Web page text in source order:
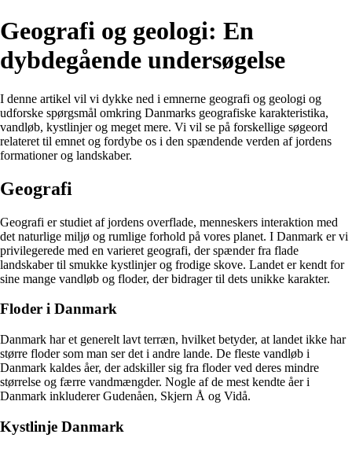
Geografi og geologi: En
dybdegående undersøgelse
I denne artikel vil vi dykke ned i emnerne geografi og geologi og
udforske spørgsmål omkring Danmarks geografiske karakteristika,
vandløb, kystlinjer og meget mere. Vi vil se på forskellige søgeord
relateret til emnet og fordybe os i den spændende verden af jordens
formationer og landskaber.
Geografi
Geografi er studiet af jordens overflade, menneskers interaktion med
det naturlige miljø og rumlige forhold på vores planet. I Danmark er vi
privilegerede med en varieret geografi, der spænder fra flade
landskaber til smukke kystlinjer og frodige skove. Landet er kendt for
sine mange vandløb og floder, der bidrager til dets unikke karakter.
Floder i Danmark
Danmark har et generelt lavt terræn, hvilket betyder, at landet ikke har
større floder som man ser det i andre lande. De fleste vandløb i
Danmark kaldes åer, der adskiller sig fra floder ved deres mindre
størrelse og færre vandmængder. Nogle af de mest kendte åer i
Danmark inkluderer Gudenåen, Skjern Å og Vidå.
Kystlinje Danmark